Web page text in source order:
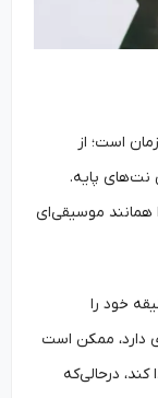
از
پایه.
موسیقی‌ای
را
ممکن است
درحالی‌که